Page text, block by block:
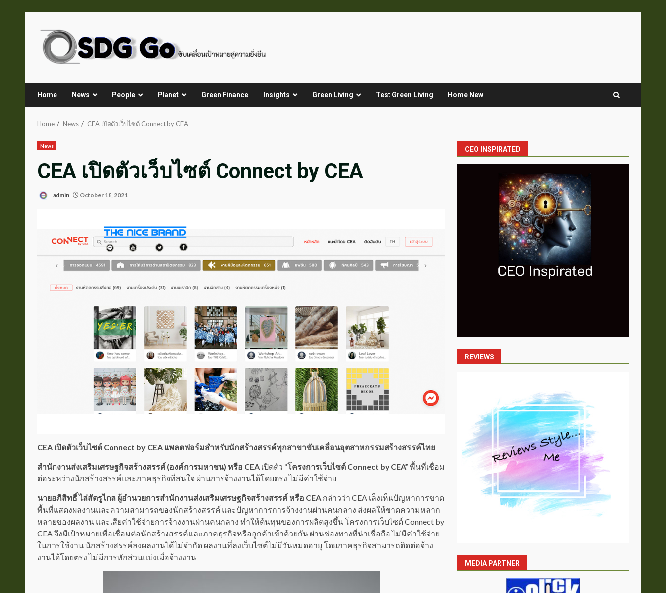
content
Home News People Planet Green Finance Insights Green Living Test Green Living Home New
Home News CEA เปิดตัวเว็บไซต์ Connect by CEA
News
CEA เปิดตัวเว็บไซต์ Connect by CEA
admin October 18, 2021
CEA เปิดตัวเว็บไซต์ Connect by CEA แพลตฟอร์มสำหรับนักสร้างสรรค์ทุกสาขาขับเคลื่อนอุตสาหกรรมสร้างสรรค์ไทย
สำนักงานส่งเสริมเศรษฐกิจสร้างสรรค์ (องค์การมหาชน) หรือ CEA เปิดตัว “โครงการเว็บไซต์ Connect by CEA” พื้นที่เชื่อม
ต่อระหว่างนักสร้างสรรค์และภาคธุรกิจที่สนใจ ผ่านการจ้างงานได้โดยตรง ไม่มีค่าใช้จ่าย
นายอภิสิทธิ์ ไล่สัตรูไกล ผู้อำนวยการสำนักงานส่งเสริมเศรษฐกิจสร้างสรรค์ หรือ CEA กล่าวว่า CEA เล็งเห็นปัญหาการขาด
พื้นที่แสดงผลงานและความสามารถของนักสร้างสรรค์ และปัญหาการการจ้างงานผ่านคนกลาง ส่งผลให้ขาดความหลาก
หลายของผลงาน และเสียค่าใช้จ่ายการจ้างงานผ่านคนกลาง ทำให้ต้นทุนของการผลิตสูงขึ้น โครงการเว็บไซต์ Connect by
CEA จึงมีเป้าหมายเพื่อเชื่อมต่อนักสร้างสรรค์และภาคธุรกิจหรือลูกค้าเข้าด้วยกัน ผ่านช่องทางที่น่าเชื่อถือ ไม่มีค่าใช้จ่าย
ในการใช้งาน นักสร้างสรรค์ลงผลงานได้ไม่จำกัด ผลงานที่ลงเว็บไซต์ไม่มีวันหมดอายุ โดยภาคธุรกิจสามารถติดต่อจ้าง
งานได้โดยตรง ไม่มีการหักส่วนแบ่งเมื่อจ้างงาน
CEO INSPIRATED
REVIEWS
MEDIA PARTNER